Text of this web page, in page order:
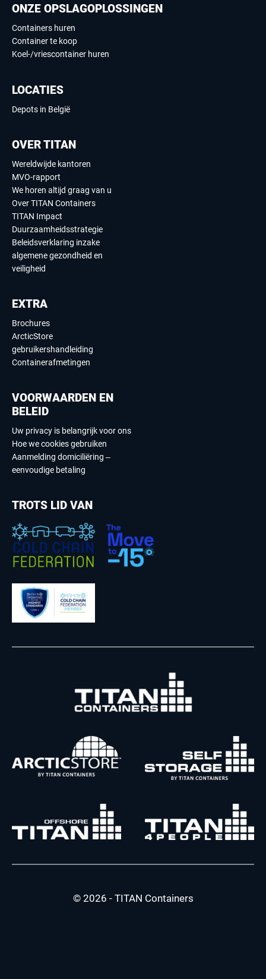
ONZE OPSLAGOPLOSSINGEN
Containers huren
Container te koop
Koel-/vriescontainer huren
LOCATIES
Depots in België
OVER TITAN
Wereldwijde kantoren
MVO-rapport
We horen altijd graag van u
Over TITAN Containers
TITAN Impact
Duurzaamheidsstrategie
Beleidsverklaring inzake
algemene gezondheid en
veiligheid
EXTRA
Brochures
ArcticStore
gebruikershandleiding
Containerafmetingen
VOORWAARDEN EN
BELEID
Uw privacy is belangrijk voor ons
Hoe we cookies gebruiken
Aanmelding domiciliëring –
eenvoudige betaling
TROTS LID VAN
© 2026 - TITAN Containers